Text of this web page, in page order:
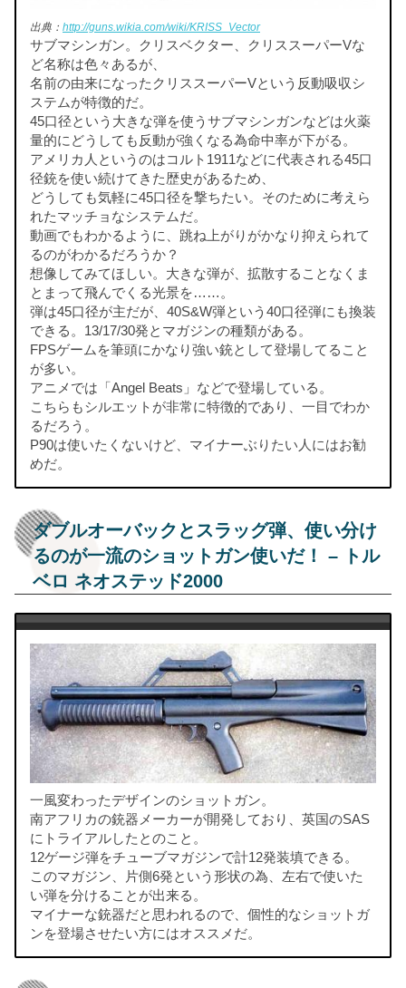
出典： http://guns.wikia.com/wiki/KRISS_Vector
サブマシンガン。クリスベクター、クリススーパーVな
ど名称は色々あるが、
名前の由来になったクリススーパーVという反動吸収シ
ステムが特徴的だ。
45口径という大きな弾を使うサブマシンガンなどは火薬
量的にどうしても反動が強くなる為命中率が下がる。
アメリカ人というのはコルト1911などに代表される45口
径銃を使い続けてきた歴史があるため、
どうしても気軽に45口径を撃ちたい。そのために考えら
れたマッチョなシステムだ。
動画でもわかるように、跳ね上がりがかなり抑えられて
るのがわかるだろうか？
想像してみてほしい。大きな弾が、拡散することなくま
とまって飛んでくる光景を……。
弾は45口径が主だが、40S&W弾という40口径弾にも換装
できる。13/17/30発とマガジンの種類がある。
FPSゲームを筆頭にかなり強い銃として登場してること
が多い。
アニメでは「Angel Beats」などで登場している。
こちらもシルエットが非常に特徴的であり、一目でわか
るだろう。
P90は使いたくないけど、マイナーぶりたい人にはお勧
めだ。
ダブルオーバックとスラッグ弾、使い分け
るのが一流のショットガン使いだ！ – トル
ベロ ネオステッド2000
一風変わったデザインのショットガン。
南アフリカの銃器メーカーが開発しており、英国のSAS
にトライアルしたとのこと。
12ゲージ弾をチューブマガジンで計12発装填できる。
このマガジン、片側6発という形状の為、左右で使いた
い弾を分けることが出来る。
マイナーな銃器だと思われるので、個性的なショットガ
ンを登場させたい方にはオススメだ。